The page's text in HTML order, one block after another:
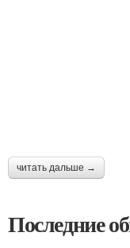
читать дальше →
Последние